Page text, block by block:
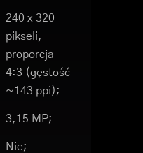
240 x 320
pikseli,
proporcja
4:3 (gęstość
~143 ppi);
3,15 MP;
Nie;